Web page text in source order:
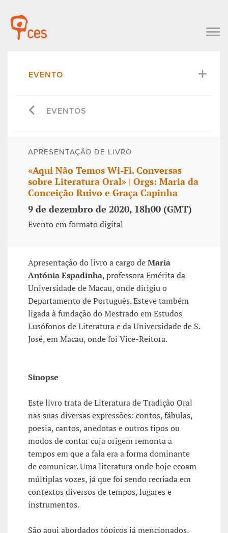
EVENTO
EVENTOS
APRESENTAÇÃO DE LIVRO
«Aqui Não Temos Wi-Fi. Conversas
sobre Literatura Oral» | Orgs: Maria da
Conceição Ruivo e Graça Capinha
9 de dezembro de 2020, 18h00 (GMT)
Evento em formato digital
Apresentação do livro a cargo deMaria
Antónia Espadinha, professora Emérita da
Universidade de Macau, onde dirigiu o
Departamento de Português. Esteve também
ligada à fundação do Mestrado em Estudos
Lusófonos de Literatura e da Universidade de S.
José, em Macau, onde foi Vice-Reitora.
Sinopse
Este livro trata de Literatura de Tradição Oral
nas suas diversas expressões: contos, fábulas,
poesia, cantos, anedotas e outros tipos ou
modos de contar cuja origem remonta a
tempos em que a fala era a forma dominante
de comunicar. Uma literatura onde hoje ecoam
múltiplas vozes, já que foi sendo recriada em
contextos diversos de tempos, lugares e
instrumentos.
São aqui abordados tópicos já mencionados,